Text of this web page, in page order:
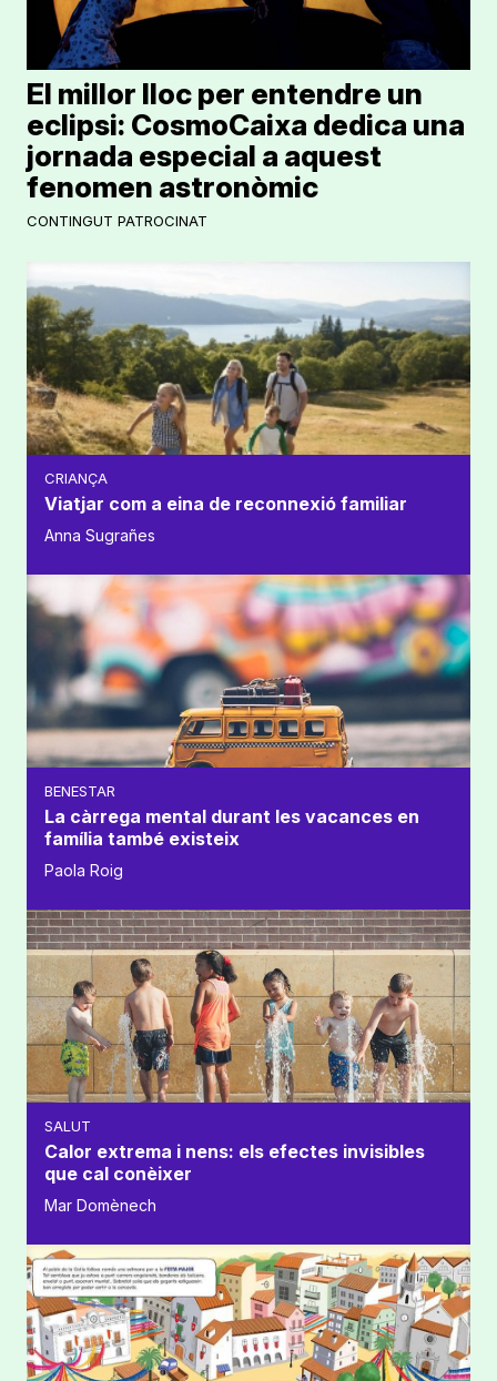
CONTINGUT PATROCINAT
El millor lloc per entendre un
eclipsi: CosmoCaixa dedica una
jornada especial a aquest
fenomen astronòmic
CRIANÇA
Viatjar com a eina de reconnexió familiar
Anna Sugrañes
BENESTAR
La càrrega mental durant les vacances en
família també existeix
Paola Roig
SALUT
Calor extrema i nens: els efectes invisibles
que cal conèixer
Mar Domènech